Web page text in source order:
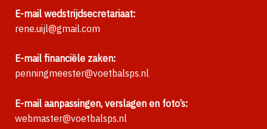
E-mail wedstrijdsecretariaat:
rene.uijl@gmail.com
E-mail financiële zaken:
penningmeester@voetbalsps.nl
E-mail aanpassingen, verslagen en foto’s:
webmaster@voetbalsps.nl